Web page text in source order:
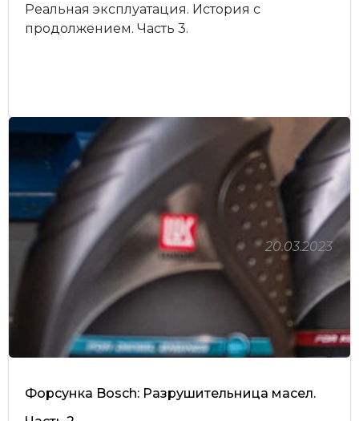
Реальная эксплуатация. История с
продолжением. Часть 3.
Форсунка Bosch: Разрушительница масел.
20.03.2023